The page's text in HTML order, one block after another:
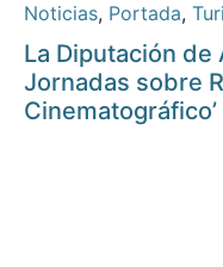
Noticias, Portada,
La Diputación de
Jornadas sobre